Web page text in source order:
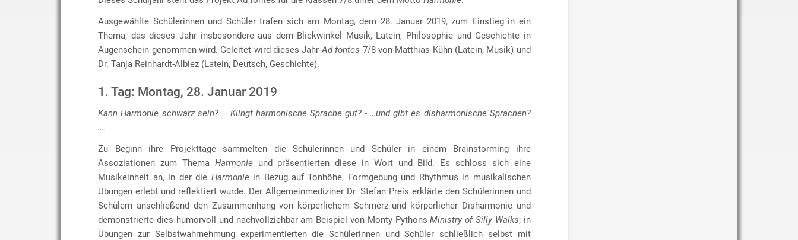
Ausgewählte Schülerinnen und Schüler trafen sich am Montag, dem 28. Januar 2019, zum Einstieg in ein
Thema, das dieses Jahr insbesondere aus dem Blickwinkel Musik, Latein, Philosophie und Geschichte in
Augenschein genommen wird. Geleitet wird dieses Jahr Ad fontes 7/8 von Matthias Kühn (Latein, Musik) und
Dr. Tanja Reinhardt-Albiez (Latein, Deutsch, Geschichte).
1. Tag: Montag, 28. Januar 2019
Kann Harmonie schwarz sein? – Klingt harmonische Sprache gut? - …und gibt es disharmonische Sprachen?
….
Zu Beginn ihre Projekttage sammelten die Schülerinnen und Schüler in einem Brainstorming ihre
Assoziationen zum Thema Harmonieund präsentierten diese in Wort und Bild. Es schloss sich eine
Musikeinheit an, in der die Harmoniein Bezug auf Tonhöhe, Formgebung und Rhythmus in musikalischen
Übungen erlebt und reflektiert wurde. Der Allgemeinmediziner Dr. Stefan Preis erklärte den Schülerinnen und
Schülern anschließend den Zusammenhang von körperlichem Schmerz und körperlicher Disharmonie und
demonstrierte dies humorvoll und nachvollziehbar am Beispiel von Monty PythonsMinistry of Silly Walks; in
Übungen zur Selbstwahrnehmung experimentierten die Schülerinnen und Schüler schließlich selbst mit